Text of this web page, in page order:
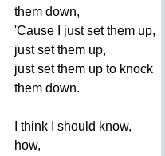
them down,
'Cause just set them up,
just set them up,
just set them up to knock
them down.
think should know,
how,